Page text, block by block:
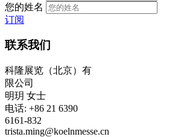
您的姓名
订阅
联系我们
科隆展览（北京）有
限公司
明玥 女士
电话: +86 21 6390
6161-832
trista.ming@koelnmesse.cn